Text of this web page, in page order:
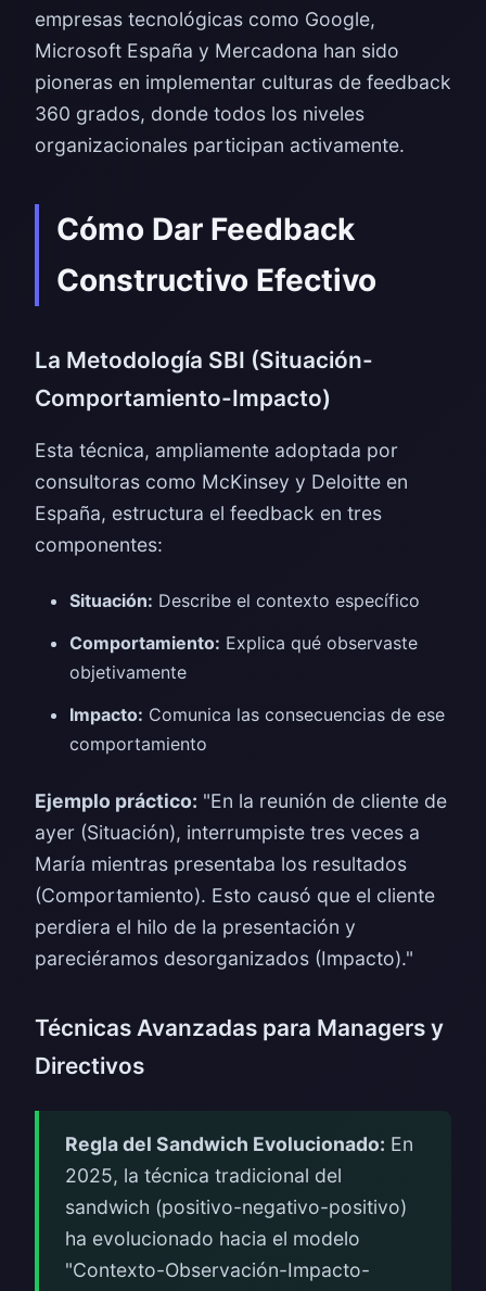
empresas tecnológicas como Google,
Microsoft España y Mercadona han sido
pioneras en implementar culturas de feedback
360 grados, donde todos los niveles
organizacionales participan activamente.
Cómo Dar Feedback
Constructivo Efectivo
La Metodología SBI (Situación-
Comportamiento-Impacto)
Esta técnica, ampliamente adoptada por
consultoras como McKinsey y Deloitte en
España, estructura el feedback en tres
componentes:
Situación: Describe el contexto específico
Comportamiento: Explica qué observaste
objetivamente
Impacto: Comunica las consecuencias de ese
comportamiento
Ejemplo práctico: "En la reunión de cliente de
ayer (Situación), interrumpiste tres veces a
María mientras presentaba los resultados
(Comportamiento). Esto causó que el cliente
perdiera el hilo de la presentación y
pareciéramos desorganizados (Impacto)."
Técnicas Avanzadas para Managers y
Directivos
Regla del Sandwich Evolucionado: En
2025, la técnica tradicional del
sandwich (positivo-negativo-positivo)
ha evolucionado hacia el modelo
"Contexto-Observación-Impacto-